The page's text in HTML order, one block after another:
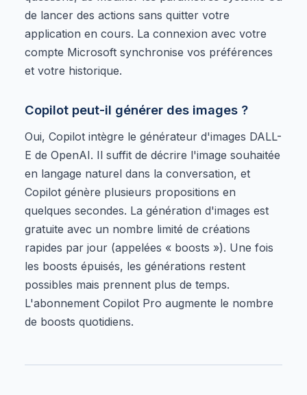
de lancer des actions sans quitter votre
application en cours. La connexion avec votre
compte Microsoft synchronise vos préférences
et votre historique.
Copilot peut-il générer des images ?
Oui, Copilot intègre le générateur d'images DALL-
E de OpenAI. Il suffit de décrire l'image souhaitée
en langage naturel dans la conversation, et
Copilot génère plusieurs propositions en
quelques secondes. La génération d'images est
gratuite avec un nombre limité de créations
rapides par jour (appelées « boosts »). Une fois
les boosts épuisés, les générations restent
possibles mais prennent plus de temps.
L'abonnement Copilot Pro augmente le nombre
de boosts quotidiens.